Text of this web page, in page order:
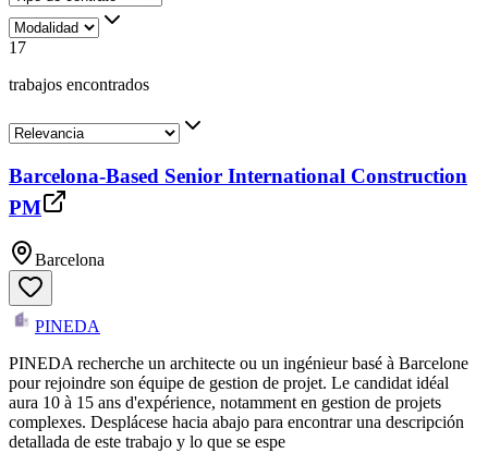
17
trabajos encontrados
Barcelona-Based Senior International Construction
PM
Barcelona
PINEDA
PINEDA recherche un architecte ou un ingénieur basé à Barcelone
pour rejoindre son équipe de gestion de projet. Le candidat idéal
aura 10 à 15 ans d'expérience, notamment en gestion de projets
complexes. Desplácese hacia abajo para encontrar una descripción
detallada de este trabajo y lo que se espe